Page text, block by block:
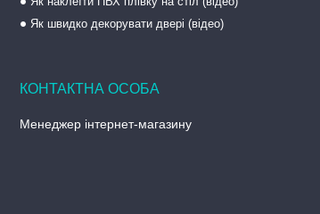
Як швидко декорувати двері (відео)
Менеджер інтернет-магазину